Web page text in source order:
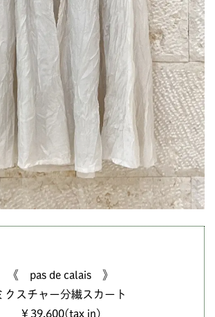
《 pas de calais 》
クスチャー分繊スカート
￥39,600(tax in)